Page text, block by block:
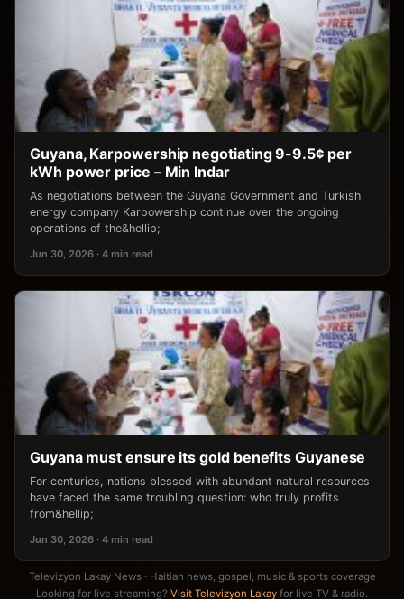
Guyana, Karpowership negotiating 9-9.5¢ per
kWh power price – Min Indar
As negotiations between the Guyana Government and Turkish
energy company Karpowership continue over the ongoing
operations of the&hellip;
Jun 30, 2026 · 4 min read
Guyana must ensure its gold benefits Guyanese
For centuries, nations blessed with abundant natural resources
have faced the same troubling question: who truly profits
from&hellip;
Jun 30, 2026 · 4 min read
Televizyon Lakay News · Haitian news, gospel, music & sports coverage
Looking for live streaming? Visit Televizyon Lakay for live TV & radio.